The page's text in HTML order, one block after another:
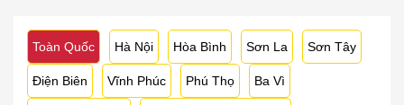
Toàn Quốc Hà Nội Hòa Bình Sơn La Sơn Tây
Điện Biên Vĩnh Phúc Phú Thọ Ba Vì